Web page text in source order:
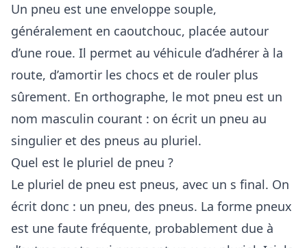
Un pneu est une enveloppe souple,
généralement en caoutchouc, placée autour
d’une roue. Il permet au véhicule d’adhérer à la
route, d’amortir les chocs et de rouler plus
sûrement. En orthographe, le mot pneu est un
nom masculin courant : on écrit un pneu au
singulier et des pneus au pluriel.
Quel est le pluriel de pneu ?
Le pluriel de pneu est pneus, avec un s final. On
écrit donc : un pneu, des pneus. La forme pneux
est une faute fréquente, probablement due à